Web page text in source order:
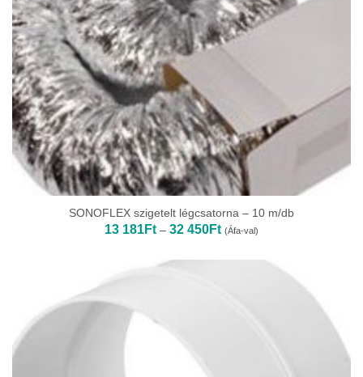
SONOFLEX szigetelt légcsatorna – 10 m/db
13 181Ft – 32 450FtÁrtartomány:
13
-
(Áfa-val)